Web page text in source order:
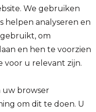
We gebruiken
helpen analyseren en
om
en hen te voorzien
voor u relevant zijn.
uw browser
om dit te doen. U